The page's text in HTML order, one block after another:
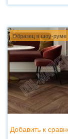
Образец в шоу-руме
Добавить к